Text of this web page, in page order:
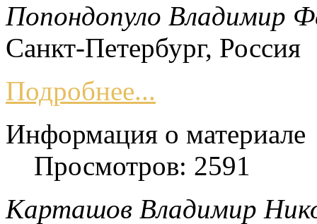
Попондопуло Владимир
Санкт-Петербург, Россия
Подробнее...
Информация о материале
Просмотров: 2591
Карташов Владимир